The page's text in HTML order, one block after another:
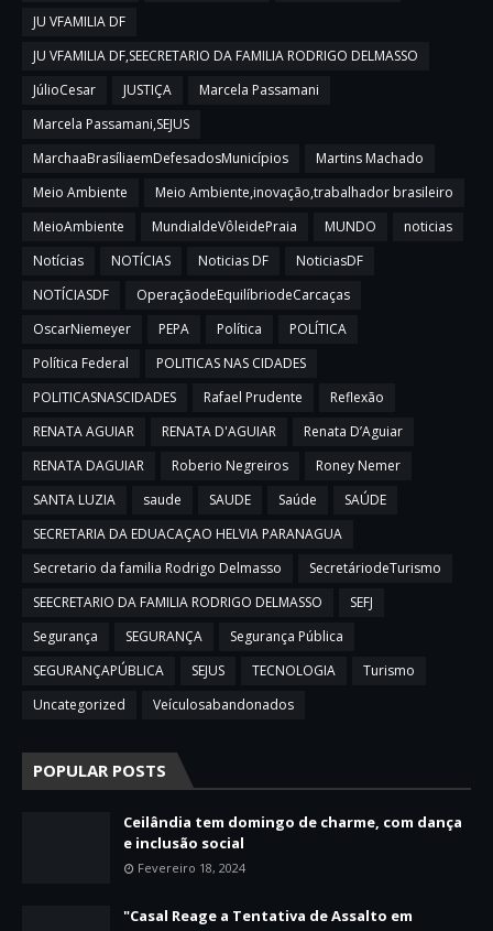
JU VFAMILIA DF
JU VFAMILIA DF,SEECRETARIO DA FAMILIA RODRIGO DELMASSO
JúlioCesar
JUSTIÇA
Marcela Passamani
Marcela Passamani,SEJUS
MarchaaBrasíliaemDefesadosMunicípios
Martins Machado
Meio Ambiente
Meio Ambiente,inovação,trabalhador brasileiro
MeioAmbiente
MundialdeVôleidePraia MUNDO
noticias
Notícias
NOTÍCIAS Noticias DF
NoticiasDF
NOTÍCIASDF
OperaçãodeEquilíbriodeCarcaças
OscarNiemeyer
PEPA Política
POLÍTICA
Política Federal
POLITICAS NAS CIDADES
POLITICASNASCIDADES
Rafael Prudente
Reflexão
RENATA AGUIAR
RENATA D'AGUIAR
Renata D’Aguiar
RENATA DAGUIAR
Roberio Negreiros
Roney Nemer
SANTA LUZIA
saude SAUDE Saúde
SAÚDE
SECRETARIA DA EDUACAÇAO HELVIA PARANAGUA
Secretario da familia Rodrigo Delmasso
SecretáriodeTurismo
SEECRETARIO DA FAMILIA RODRIGO DELMASSO
SEFJ
Segurança
SEGURANÇA
Segurança Pública
SEGURANÇAPÚBLICA
SEJUS TECNOLOGIA
Turismo
Uncategorized
Veículosabandonados
POPULAR POSTS
Ceilândia tem domingo de charme, com dança
e inclusão social
Fevereiro 18, 2024
"Casal Reage a Tentativa de Assalto em